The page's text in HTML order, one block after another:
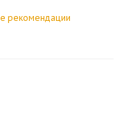
рекомендации